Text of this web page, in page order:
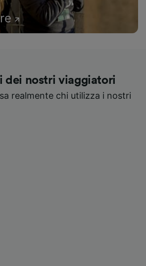
dei nostri viaggiatori
realmente chi utilizza i nostri